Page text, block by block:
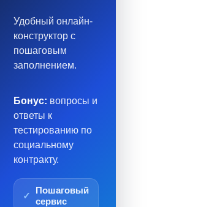
Удобный онлайн-
конструктор с
пошаговым
заполнением.
Бонус: вопросы и
ответы к
тестированию по
социальному
контракту.
Пошаговый
сервис